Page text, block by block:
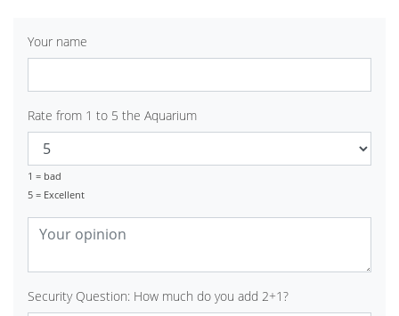
Your name
Rate from 1 to 5 the Aquarium
1 = bad
5 = Excellent
Security Question: How much do you add 2+1?